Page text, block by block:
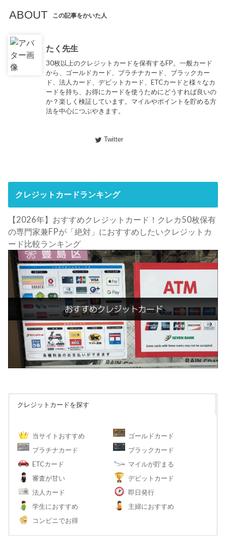
ABOUT この記事をかいた人
たく先生
30枚以上のクレジットカードを保有するFP。一般カード
から、ゴールドカード、プラチナカード、ブラックカー
ド、法人カード、デビットカード、ETCカードと様々なカ
ードを持ち、お得にカードを使うためにどうすれば良いの
か？楽しく検証しています。マイルやポイントを貯める方
法を中心につぶやきます。
Twitter
クレジットカードランキング
【2026年】おすすめクレジットカード！クレカ50枚保有
の専門家兼FPが「絶対」におすすめしたいクレジットカ
ード比較ランキング
クレジットカードを探す
当サイトおすすめ
ゴールドカード
プラチナカード
ブラックカード
ETCカード
マイルが貯まる
審査が甘い
デビットカード
法人カード
即日発行
学生におすすめ
主婦におすすめ
コンビニでお得